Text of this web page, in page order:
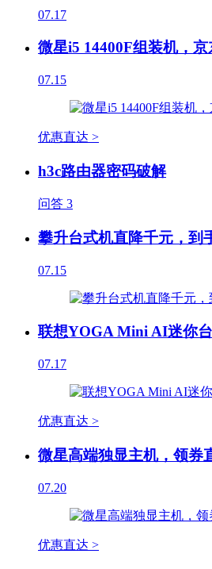
07.17
微星i5 14400F组装机，
07.15
优惠直达 >
h3c路由器密码破解
问答 3
攀升台式机直降千元，到
07.15
联想YOGA Mini AI迷你
07.17
优惠直达 >
微星高端独显主机，领券
07.20
优惠直达 >